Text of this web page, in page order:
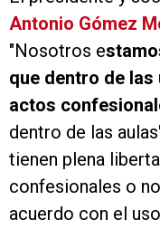
Antonio Gómez
"Nosotros e
que dentro de
actos
dentro de las
tienen plena
confesionales o
acuerdo con el